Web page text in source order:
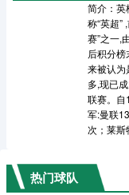
简介：英
称“英超”
赛”之一,
后积分
来被认为
多,现已
联赛。自
军:曼联
次；莱
热门球队